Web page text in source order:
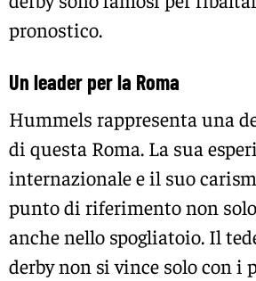
pronostico.
Un leader per la Roma
Hummels rappresenta una
di questa Roma. La sua
internazionale e il suo
punto di riferimento non
anche nello spogliatoio. Il
derby non si vince solo con i